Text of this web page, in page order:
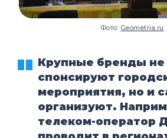
Фото: Geometria.ru
Крупные бренды не
спонсируют
мероприятия, но и
организуют.
телеком-оператор